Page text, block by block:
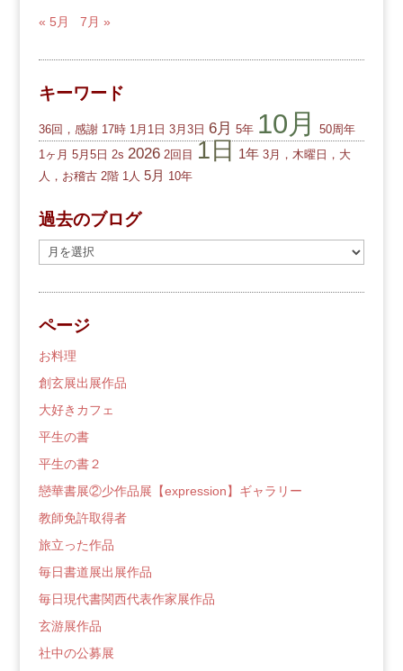
« 5月 7月 »
キーワード
36回，感謝 17時 1月1日 3月3日 6月 5年 10月
50周年
1ヶ月 5月5日 2s 2026 2回目 1日 1年 3月，木曜日，大
人，お稽古 2階 1人 5月 10年
過去のブログ
去
の
ロ
グ
ページ
お料理
創玄展出展作品
大好きカフェ
平生の書
平生の書２
戀華書展②少作品展【expression】ギャラリー
教師免許取得者
旅立った作品
毎日書道展出展作品
毎日現代書関西代表作家展作品
玄游展作品
社中の公募展